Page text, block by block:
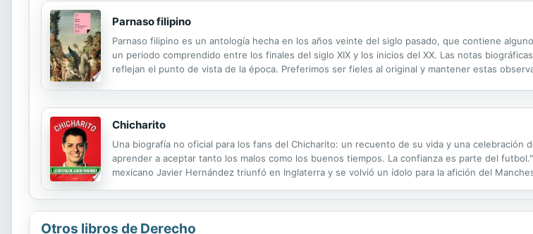
Parnaso filipino
Parnaso filipino es un antología hecha en los años veinte del siglo pasado, que contiene
un periodo comprendido entre los finales del siglo XIX y los inicios del XX. Las notas
reflejan el punto de vista de la época. Preferimos ser fieles al original y mantener estas
Chicharito
Una biografía no oficial para los fans del Chicharito: un recuento de su vida y una
aprender a aceptar tanto los malos como los buenos tiempos. La confianza es parte del
mexicano Javier Hernández triunfó en Inglaterra y se volvió un ídolo para la afición del
Otros libros de Derecho